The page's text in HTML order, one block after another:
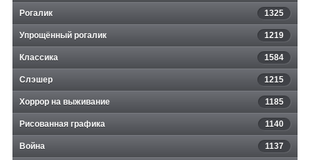
Рогалик 1325
Упрощённый рогалик 1219
Классика 1584
Слэшер 1215
Хоррор на выживание 1185
Рисованная графика 1140
Война 1137